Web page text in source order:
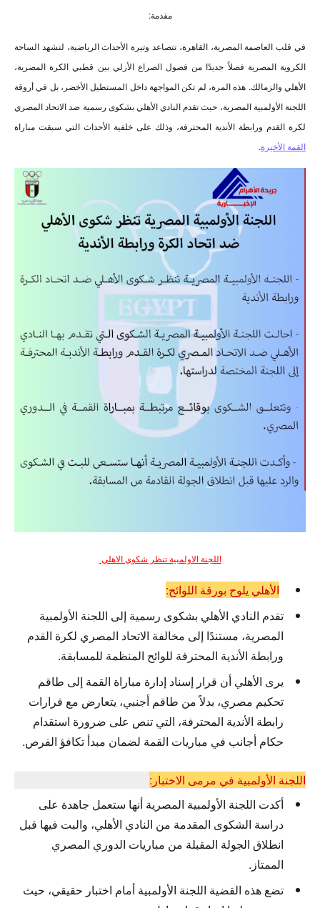
مقدمة:
في قلب العاصمة المصرية، القاهرة، تتصاعد وتيرة الأحداث الرياضية، لتشهد الساحة
الكروية المصرية فصلاً جديدًا من فصول الصراع الأزلي بين قطبي الكرة المصرية،
الأهلي والزمالك. هذه المرة، لم تكن المواجهة داخل المستطيل الأخضر، بل في أروقة
اللجنة الأولمبية المصرية، حيث تقدم النادي الأهلي بشكوى رسمية ضد الاتحاد المصري
لكرة القدم ورابطة الأندية المحترفة، وذلك على خلفية الأحداث التي سبقت مباراة
القمة الأخيرة.
اللجنة الاولمبية تنظر شكوي الاهلي
الأهلي يلوح بورقة اللوائح:
تقدم النادي الأهلي بشكوى رسمية إلى اللجنة الأولمبية
المصرية، مستندًا إلى مخالفة الاتحاد المصري لكرة القدم
ورابطة الأندية المحترفة للوائح المنظمة للمسابقة.
يرى الأهلي أن قرار إسناد إدارة مباراة القمة إلى طاقم
تحكيم مصري، بدلاً من طاقم أجنبي، يتعارض مع قرارات
رابطة الأندية المحترفة، التي تنص على ضرورة استقدام
حكام أجانب في مباريات القمة لضمان مبدأ تكافؤ الفرص.
اللجنة الأولمبية في مرمى الاختبار:
أكدت اللجنة الأولمبية المصرية أنها ستعمل جاهدة على
دراسة الشكوى المقدمة من النادي الأهلي، والبت فيها قبل
انطلاق الجولة المقبلة من مباريات الدوري المصري
الممتاز.
تضع هذه القضية اللجنة الأولمبية أمام اختبار حقيقي، حيث